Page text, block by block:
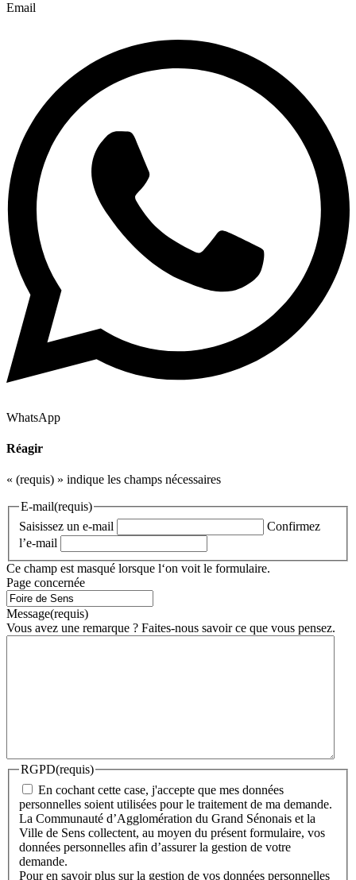
Email
WhatsApp
Réagir
« (requis) » indique les champs nécessaires
E-mail(requis)
Saisissez un e-mail
Confirmez
l’e-mail
Ce champ est masqué lorsque l‘on voit le formulaire.
Page concernée
Message(requis)
Vous avez une remarque ? Faites-nous savoir ce que vous pensez.
RGPD(requis)
En cochant cette case, j'accepte que mes données
personnelles soient utilisées pour le traitement de ma demande.
La Communauté d’Agglomération du Grand Sénonais et la
Ville de Sens collectent, au moyen du présent formulaire, vos
données personnelles afin d’assurer la gestion de votre
demande.
Pour en savoir plus sur la gestion de vos données personnelles